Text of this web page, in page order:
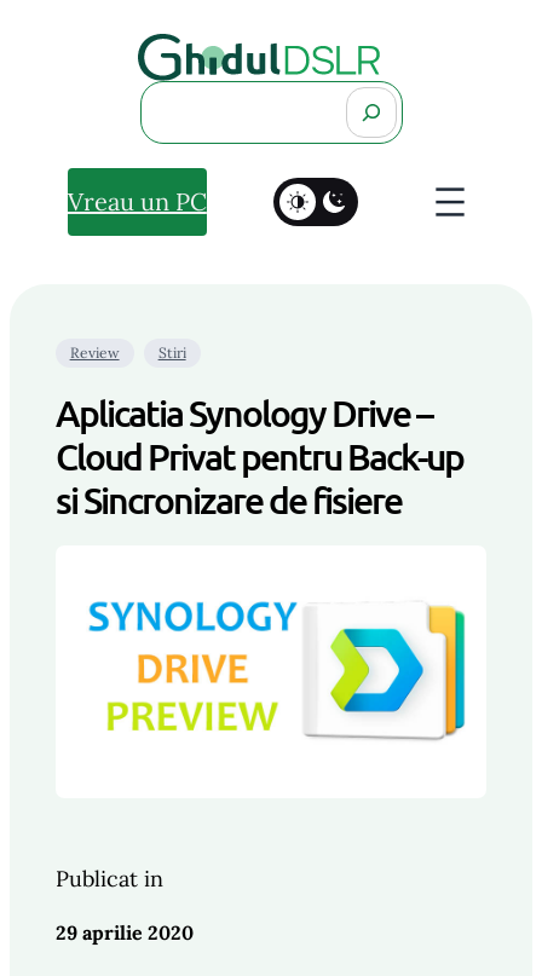
Search
Vreau un PC
Review Stiri
Aplicatia Synology Drive –
Cloud Privat pentru Back-up
si Sincronizare de fisiere
Publicat in
29 aprilie 2020